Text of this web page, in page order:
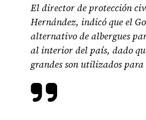
El director de protección
Hernández, indicó que el
alternativo de albergues
al interior del país, dado
grandes son utilizados